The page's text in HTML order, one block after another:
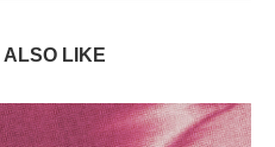
ALSO LIKE